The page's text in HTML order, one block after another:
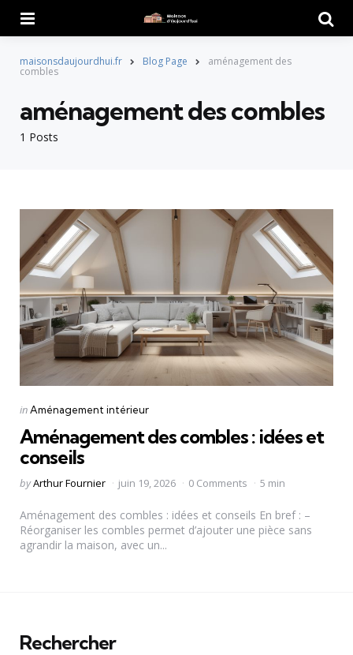
maisonsdaujourdhui.fr Blog Page aménagement des
combles
1 Posts
aménagement des combles
Categories
Posted
inAménagement intérieur
Aménagement des combles : idées et
conseils
Posted
byArthur Fournier juin 19, 2026 0 Comments 5 min
Aménagement des combles : idées et conseils En bref : –
Réorganiser les combles permet d’ajouter une pièce sans
agrandir la maison, avec un...
Rechercher